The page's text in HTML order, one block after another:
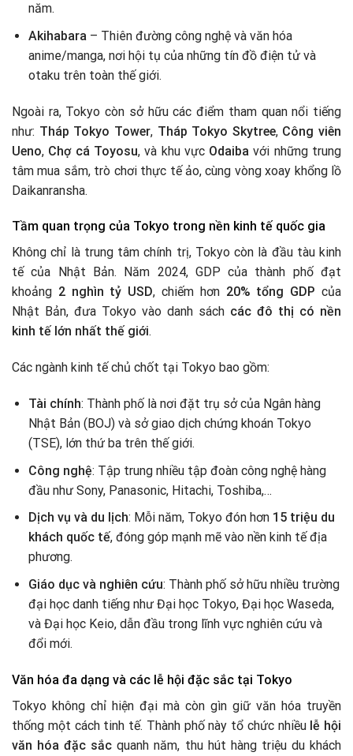
năm.
Akihabara – Thiên đường công nghệ và văn hóa
anime/manga, nơi hội tụ của những tín đồ điện tử và
otaku trên toàn thế giới.
Ngoài ra, Tokyo còn sở hữu các điểm tham quan nổi tiếng
như: Tháp Tokyo Tower, Tháp Tokyo Skytree, Công viên
Ueno, Chợ cá Toyosu, và khu vực Odaiba với những trung
tâm mua sắm, trò chơi thực tế ảo, cùng vòng xoay khổng lồ
Daikanransha.
Tầm quan trọng của Tokyo trong nền kinh tế quốc gia
Không chỉ là trung tâm chính trị, Tokyo còn là đầu tàu kinh
tế của Nhật Bản. Năm 2024, GDP của thành phố đạt
khoảng 2 nghìn tỷ USD, chiếm hơn 20% tổng GDP của
Nhật Bản, đưa Tokyo vào danh sách các đô thị có nền
kinh tế lớn nhất thế giới.
Các ngành kinh tế chủ chốt tại Tokyo bao gồm:
Tài chính: Thành phố là nơi đặt trụ sở của Ngân hàng
Nhật Bản (BOJ) và sở giao dịch chứng khoán Tokyo
(TSE), lớn thứ ba trên thế giới.
Công nghệ: Tập trung nhiều tập đoàn công nghệ hàng
đầu như Sony, Panasonic, Hitachi, Toshiba,…
Dịch vụ và du lịch: Mỗi năm, Tokyo đón hơn 15 triệu du
khách quốc tế, đóng góp mạnh mẽ vào nền kinh tế địa
phương.
Giáo dục và nghiên cứu: Thành phố sở hữu nhiều trường
đại học danh tiếng như Đại học Tokyo, Đại học Waseda,
và Đại học Keio, dẫn đầu trong lĩnh vực nghiên cứu và
đổi mới.
Văn hóa đa dạng và các lễ hội đặc sắc tại Tokyo
Tokyo không chỉ hiện đại mà còn gìn giữ văn hóa truyền
thống một cách tinh tế. Thành phố này tổ chức nhiều lễ hội
văn hóa đặc sắc quanh năm, thu hút hàng triệu du khách